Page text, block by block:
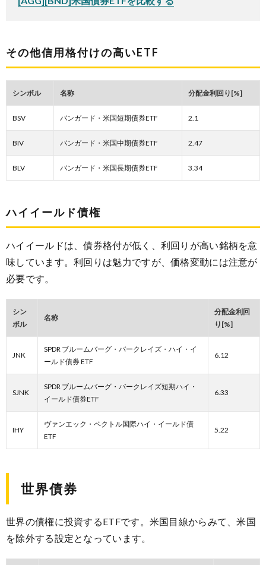
その他信用格付けの高いETF
シンボル 名称 分配金利回り[%]
BSV バンガード・米国短期債券ETF 2.1
BIV バンガード・米国中期債券ETF 2.47
BLV バンガード・米国長期債券ETF 3.34
ハイイールド債権
ハイイールドは、債券格付が低く、利回りが高い銘柄を意
味しています。利回りは魅力ですが、価格変動には注意が
必要です。
シン
ボル
名称
分配金利回
り[%]
JNK
SPDR ブルームバーグ・バークレイズ・ハイ・イ
ールド債券 ETF
6.12
SJNK
SPDR ブルームバーグ・バークレイズ短期ハイ・
イールド債券ETF
6.33
IHY
ヴァンエック・ベクトル国際ハイ・イールド債
ETF
5.22
世界債券
世界の債権に投資するETFです。米国目線からみて、米国
を除外する設定となっています。